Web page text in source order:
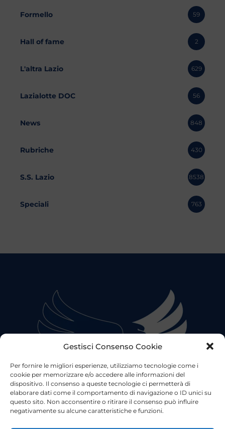
Gestisci Consenso Cookie
Per fornire le migliori esperienze, utilizziamo tecnologie come i
cookie per memorizzare e/o accedere alle informazioni del
dispositivo. Il consenso a queste tecnologie ci permetterà di
elaborare dati come il comportamento di navigazione o ID unici su
questo sito. Non acconsentire o ritirare il consenso può influire
negativamente su alcune caratteristiche e funzioni.
Formello 59
Hall of fame 2
L'altra Lazio 629
Lazialotte DOC 56
News 848
Rubriche 430
S.S. Lazio 8538
Speciali 763
©2023 Tutti i diritti riservatiLazio Live TV